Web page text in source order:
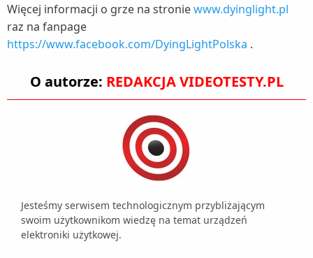
Więcej informacji o grze na stroniewww.dyinglight.pl
raz na fanpage
https://www.facebook.com/DyingLightPolska .
O autorze: REDAKCJA VIDEOTESTY.PL
Jesteśmy serwisem technologicznym przybliżającym
swoim użytkownikom wiedzę na temat urządzeń
elektroniki użytkowej.